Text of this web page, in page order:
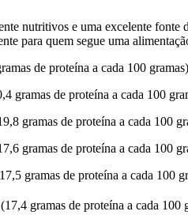
nutritivos e uma excelente
para quem segue uma
de proteína a cada 100 gramas)
gramas de proteína a cada 100
gramas de proteína a cada 100
gramas de proteína a cada 100
gramas de proteína a cada 100
gramas de proteína a cada 100